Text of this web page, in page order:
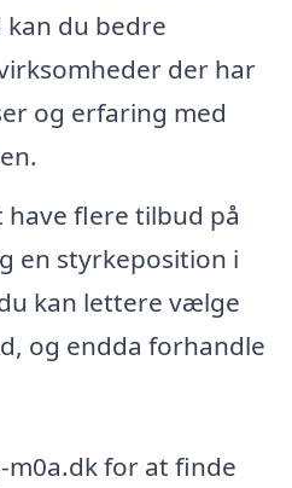
du bedre
der har
og erfaring med
have flere tilbud på
en styrkeposition i
kan lettere vælge
og endda forhandle
m0a.dk for at finde